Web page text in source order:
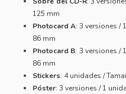
125 mm
Photocard A: 3 versiones /
86 mm
Photocard B: 3 versiones /
86 mm
Stickers: 4 unidades /
Póster: 3 versiones / 1